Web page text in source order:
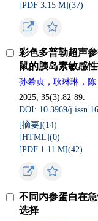
[PDF 3.15 M](37)
彩色多普勒超声
鼠的胰岛素敏感
孙希贞，耿琳琳，
2025, 35(3):82-89.
DOI: 10.3969/
[摘要](14)
[HTML](0)
[PDF 1.11 M](42)
不同内参蛋白在
选择